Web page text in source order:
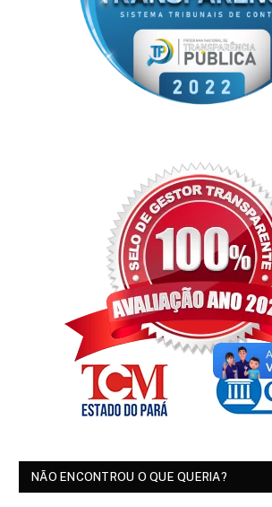
NÃO ENCONTROU O QUE QUERIA?